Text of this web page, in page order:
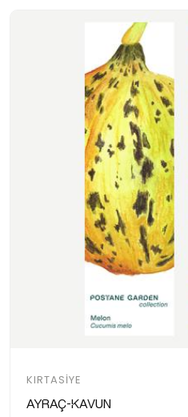
KIRTASIYE
Ayraç-Kavun